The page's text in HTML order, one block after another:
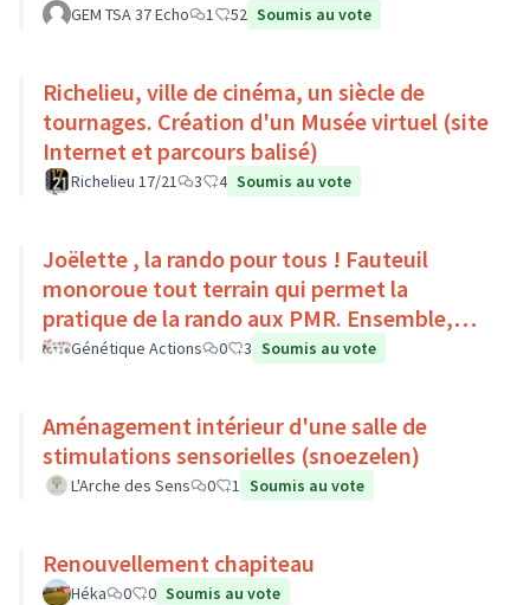
GEM TSA 37 Echo 1 52 Soumis au vote
Richelieu, ville de cinéma, un siècle de
tournages. Création d'un Musée virtuel (site
Internet et parcours balisé)
Richelieu 17/21 3 4 Soumis au vote
Joëlette , la rando pour tous ! Fauteuil
monoroue tout terrain qui permet la
pratique de la rando aux PMR. Ensemble,
faisons du sport :)
Génétique Actions 0 3 Soumis au vote
Aménagement intérieur d'une salle de
stimulations sensorielles (snoezelen)
L'Arche des Sens 0 1 Soumis au vote
Renouvellement chapiteau
Héka 0 0 Soumis au vote